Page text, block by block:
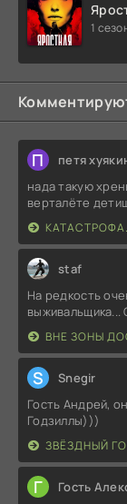
1
П петя
нада такую
верталёте
staf
На редкость
выживальщика...
ВНЕ ЗОНЫ
S Snegir
Гость Андрей,
Годзиллы)))
ЗВЁЗДНЫЙ
Г Гость